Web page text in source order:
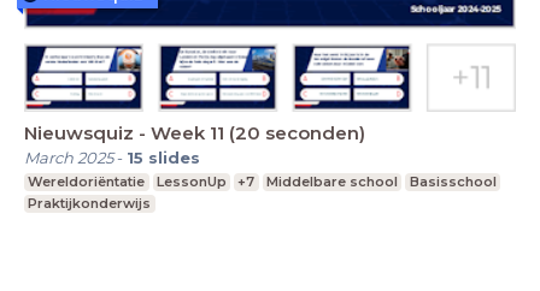
Nieuwsquiz - Week 11 (20 seconden)
March 2025- 15 slides
Wereldoriëntatie LessonUp +7 Middelbare school
Basisschool
Praktijkonderwijs